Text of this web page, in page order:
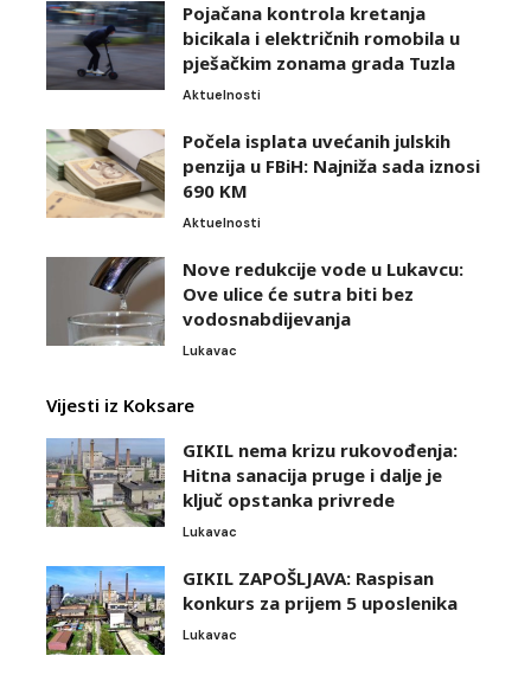
Pojačana kontrola kretanja
bicikala i električnih romobila u
pješačkim zonama grada Tuzla
Aktuelnosti
Počela isplata uvećanih julskih
penzija u FBiH: Najniža sada iznosi
690 KM
Aktuelnosti
Nove redukcije vode u Lukavcu:
Ove ulice će sutra biti bez
vodosnabdijevanja
Lukavac
Vijesti iz Koksare
GIKIL nema krizu rukovođenja:
Hitna sanacija pruge i dalje je
ključ opstanka privrede
Lukavac
GIKIL ZAPOŠLJAVA: Raspisan
konkurs za prijem 5 uposlenika
Lukavac